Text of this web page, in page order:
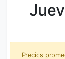
Precios